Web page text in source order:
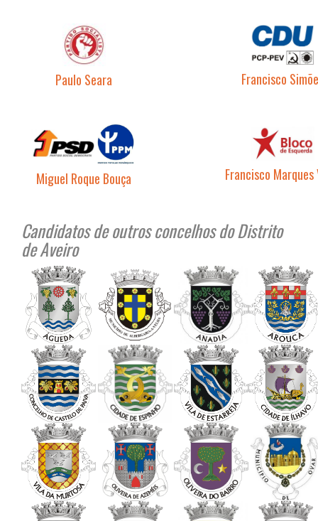
Paulo Seara Francisco
Miguel Roque Bouça Francisco Marques
Candidatos de outros concelhos do Distrito
de Aveiro